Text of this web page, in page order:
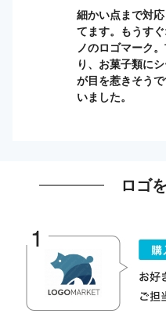
細かい点まで対
てます。もうす
ノのロゴマーク
り、お菓子類に
が目を惹きそう
いました。
ロゴ